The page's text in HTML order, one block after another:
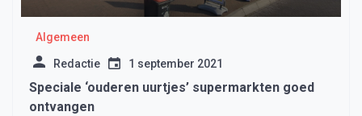
Algemeen
Redactie 1 september 2021
Speciale ‘ouderen uurtjes’ supermarkten goed
ontvangen